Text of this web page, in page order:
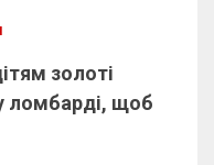
золоті
ломбарді, щоб